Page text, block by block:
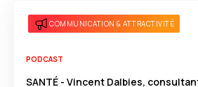
COMMUNICATION & ATTRACTIVITÉ
PODCAST
SANTÉ - Vincent Dalbies,